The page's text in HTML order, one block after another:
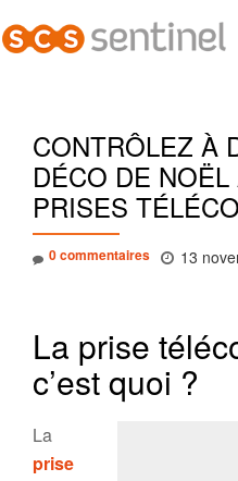
Aller
CONTRÔLEZ À
DÉCO DE
PRISES
13
0 commentaires
La prise
c’est quoi ?
La
prise